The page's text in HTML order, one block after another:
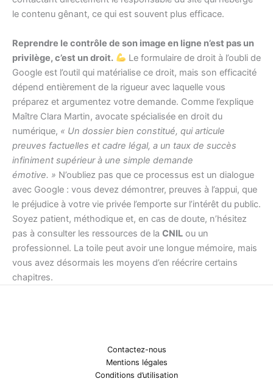
le contenu gênant, ce qui est souvent plus efficace.
Reprendre le contrôle de son image en ligne n’est pas un
privilège, c’est un droit.
Le formulaire de droit à l’oubli de
Google est l’outil qui matérialise ce droit, mais son efficacité
dépend entièrement de la rigueur avec laquelle vous
préparez et argumentez votre demande. Comme l’explique
Maître Clara Martin, avocate spécialisée en droit du
numérique, « Un dossier bien constitué, qui articule
preuves factuelles et cadre légal, a un taux de succès
infiniment supérieur à une simple demande
émotive. » N’oubliez pas que ce processus est un dialogue
avec Google : vous devez démontrer, preuves à l’appui, que
le préjudice à votre vie privée l’emporte sur l’intérêt du public.
Soyez patient, méthodique et, en cas de doute, n’hésitez
pas à consulter les ressources de la CNIL ou un
professionnel. La toile peut avoir une longue mémoire, mais
vous avez désormais les moyens d’en réécrire certains
chapitres.
Contactez-nous
Mentions légales
Conditions d’utilisation